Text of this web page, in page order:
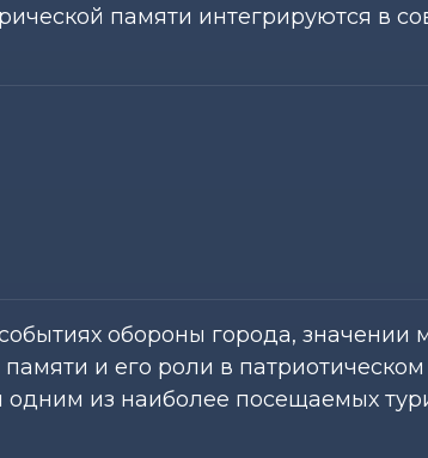
памяти интегрируются в
обороны города,
и его роли в
одним из наиболее посещаемых